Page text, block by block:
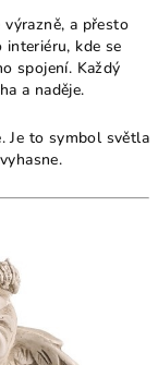
a přesto
kde se
spojení. Každý
a naděje.
Je to symbol světla